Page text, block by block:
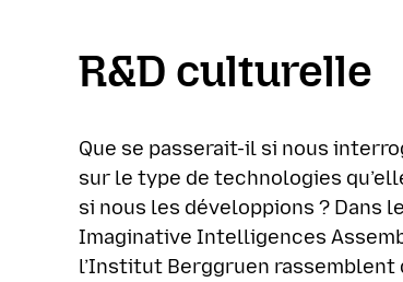
R&D culturelle
Que se passerait-il si nous
sur le type de technologies
si nous les développions ? Dans
Imaginative Intelligences
l’Institut Berggruen